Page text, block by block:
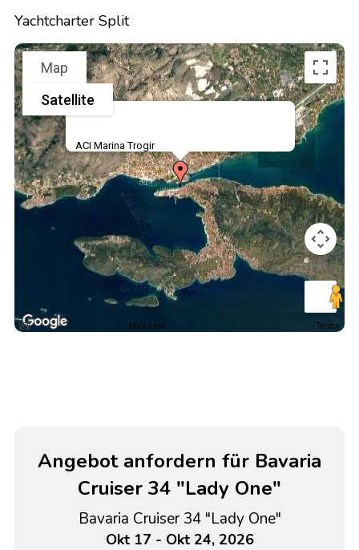
Yachtcharter Split
ACI Marina Trogir
Map
Satellite
Map Data Terms
Angebot anfordern für Bavaria
Cruiser 34 "Lady One"
Bavaria Cruiser 34 "Lady One"
Okt 17 - Okt 24, 2026